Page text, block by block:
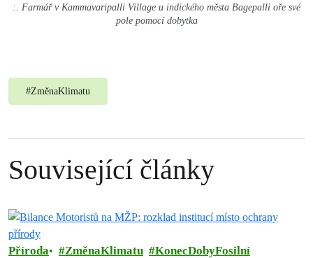
:. Farmář v Kammavaripalli Village u indického města Bagepalli oře své
pole pomocí dobytka
#ZměnaKlimatu
Související články
Příroda ZměnaKlimatu
KonecDobyFosilní